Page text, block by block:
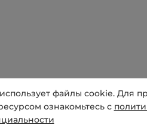
файлы cookie. Для
ознакомьтесь с